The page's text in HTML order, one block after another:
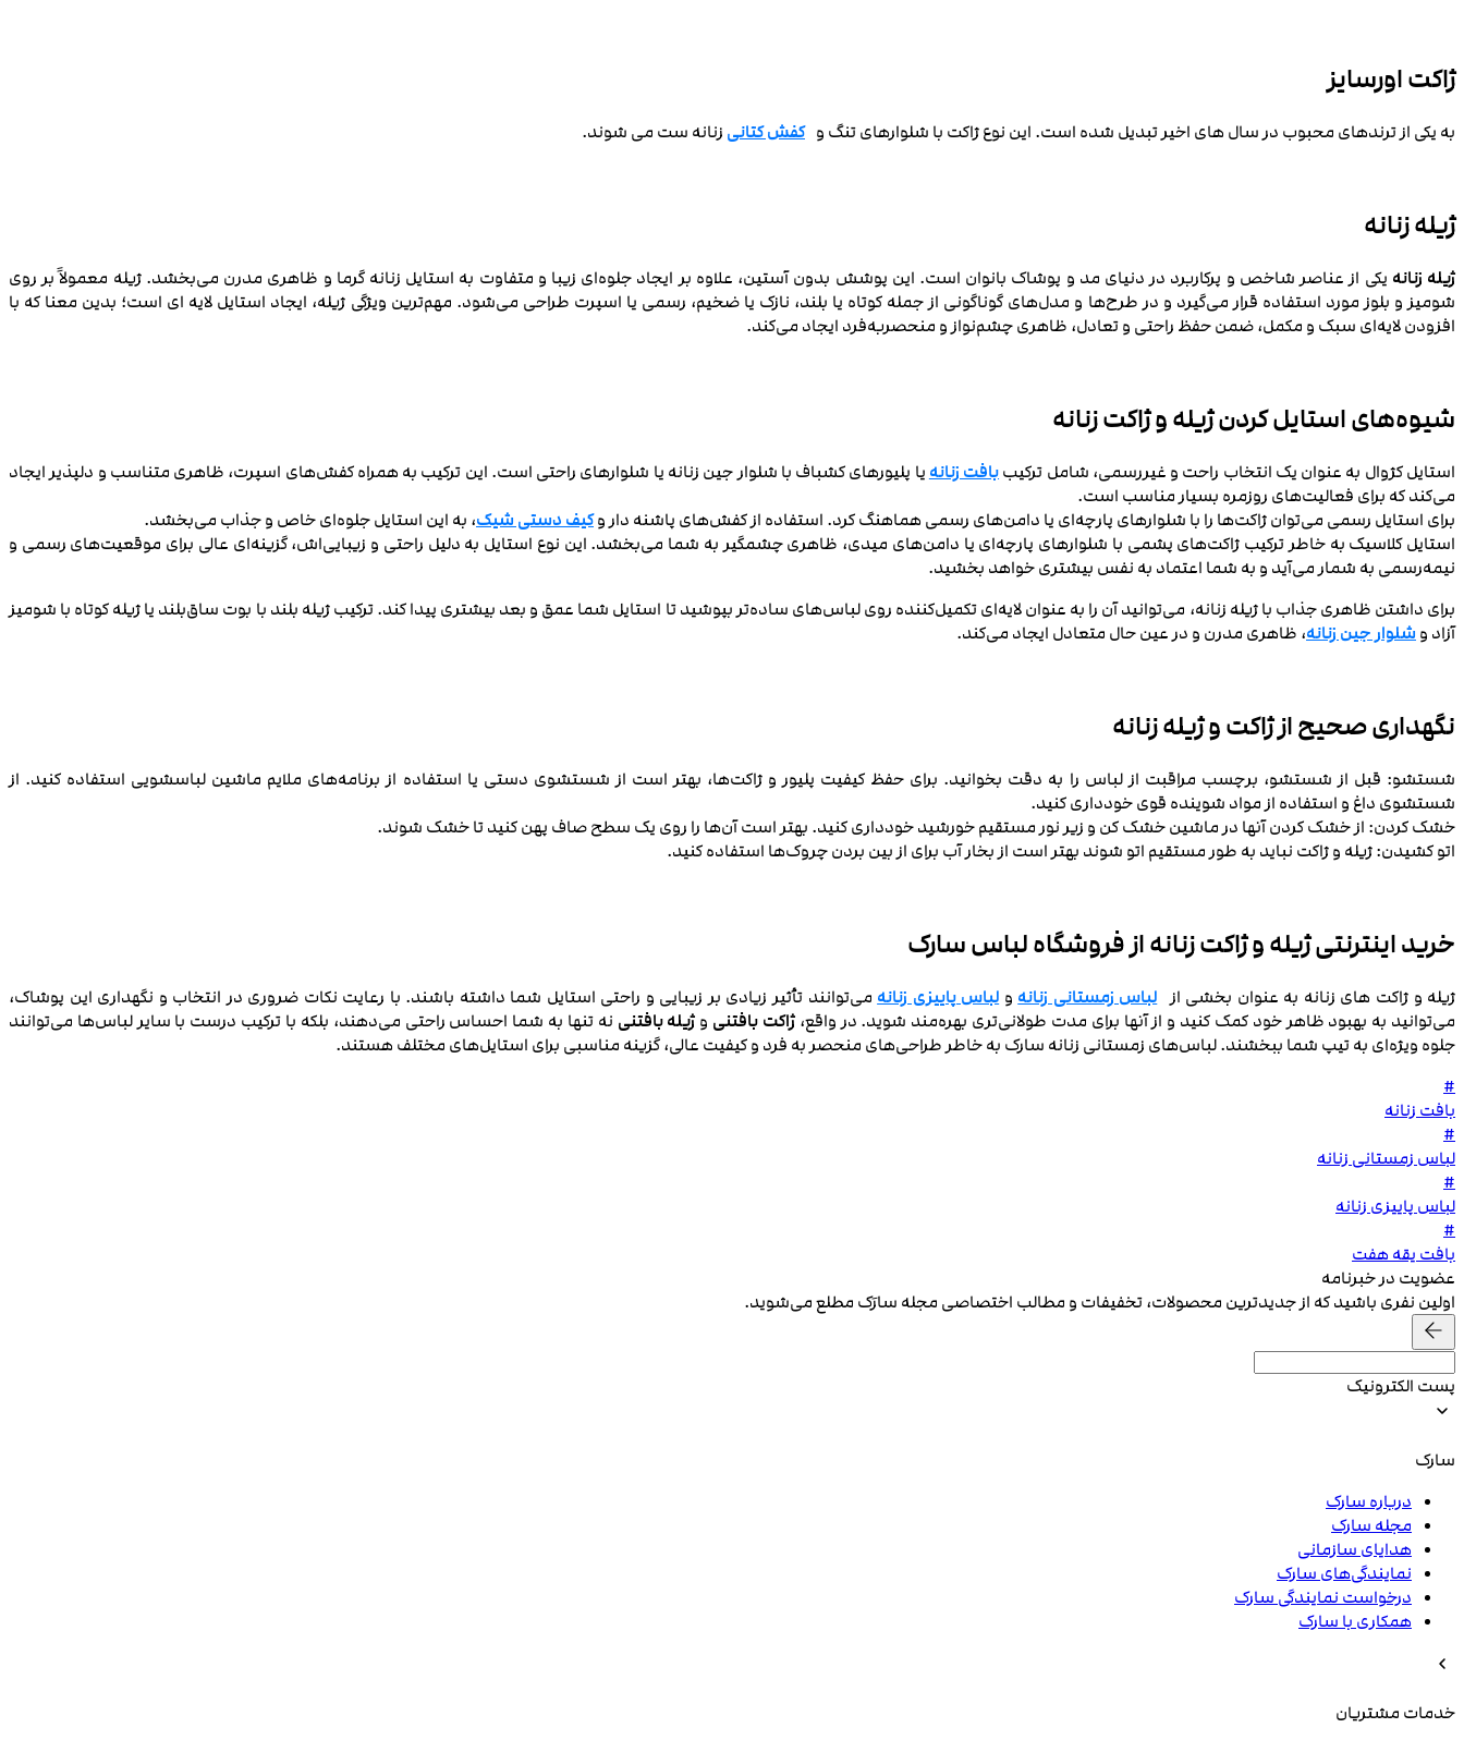
ژاکت اورسایز
به یکی از ترندهای محبوب در سال‌ های اخیر تبدیل شده است. این نوع ژاکت با شلوارهای تنگ وکفش‌ کتانی زنانه ست می شوند.
ژیله زنانه
ژیله زنانه یکی از عناصر شاخص و پرکاربرد در دنیای مد و پوشاک بانوان است. این پوشش بدون آستین، علاوه بر ایجاد جلوه‌ای زیبا و متفاوت به استایل زنانه گرما و ظاهری مدرن می‌بخشد. ژیله معمولاً بر روی
شومیز و بلوز مورد استفاده قرار می‌گیرد و در طرح‌ها و مدل‌های گوناگونی از جمله کوتاه یا بلند، نازک یا ضخیم، رسمی یا اسپرت طراحی می‌شود. مهم‌ترین ویژگی ژیله، ایجاد استایل لایه ای است؛ بدین معنا که با
افزودن لایه‌ای سبک و مکمل، ضمن حفظ راحتی و تعادل، ظاهری چشم‌نواز و منحصربه‌فرد ایجاد می‌کند.
شیوه‌های استایل کردن ژیله و ژاکت زنانه
استایل کژوال به عنوان یک انتخاب راحت و غیررسمی، شامل ترکیببافت زنانه یا پلیورهای کشباف با شلوار جین زنانه یا شلوارهای راحتی است. این ترکیب به همراه کفش‌های اسپرت، ظاهری متناسب و دلپذیر ایجاد
می‌کند که برای فعالیت‌های روزمره بسیار مناسب است.
برای استایل رسمی می‌توان ژاکت‌ها را با شلوارهای پارچه‌ای یا دامن‌های رسمی هماهنگ کرد. استفاده از کفش‌های پاشنه‌ دار وکیف‌ دستی شیک، به این استایل جلوه‌ای خاص و جذاب می‌بخشد.
استایل کلاسیک به خاطر ترکیب ژاکت‌های پشمی با شلوارهای پارچه‌ای یا دامن‌های میدی، ظاهری چشمگیر به شما می‌بخشد. این نوع استایل به دلیل راحتی و زیبایی‌اش، گزینه‌ای عالی برای موقعیت‌های رسمی و
نیمه‌رسمی به شمار می‌آید و به شما اعتماد به نفس بیشتری خواهد بخشید.
برای داشتن ظاهری جذاب با ژیله زنانه، می‌توانید آن را به عنوان لایه‌ای تکمیل‌کننده روی لباس‌های ساده‌تر بپوشید تا استایل شما عمق و بعد بیشتری پیدا کند. ترکیب ژیله بلند با بوت ساق‌بلند یا ژیله کوتاه با شومیز
آزاد و شلوار جین زنانه، ظاهری مدرن و در عین حال متعادل ایجاد می‌کند.
نگهداری صحیح از ژاکت و ژیله زنانه
شستشو: قبل از شستشو، برچسب مراقبت از لباس را به دقت بخوانید. برای حفظ کیفیت پلیور و ژاکت‌ها، بهتر است از شستشوی دستی یا استفاده از برنامه‌های ملایم ماشین لباسشویی استفاده کنید. از
شستشوی داغ و استفاده از مواد شوینده قوی خودداری کنید.
خشک کردن: از خشک کردن آنها در ماشین خشک‌ کن و زیر نور مستقیم خورشید خودداری کنید. بهتر است آن‌ها را روی یک سطح صاف پهن کنید تا خشک شوند.
اتو کشیدن: ژیله و ژاکت نباید به طور مستقیم اتو شوند بهتر است از بخار آب برای از بین بردن چروک‌ها استفاده کنید.
خرید اینترنتی ژیله و ژاکت زنانه از فروشگاه لباس سارک
ژیله و ژاکت‌ های زنانه به عنوان بخشی از لباس‌ زمستانی زنانه و لباس پاییزی زنانه می‌توانند تأثیر زیادی بر زیبایی و راحتی استایل شما داشته باشند. با رعایت نکات ضروری در انتخاب و نگهداری این پوشاک،
می‌توانید به بهبود ظاهر خود کمک کنید و از آنها برای مدت طولانی‌تری بهره‌مند شوید. در واقع،ژاکت بافتنی و ژیله بافتنی نه تنها به شما احساس راحتی می‌دهند، بلکه با ترکیب درست با سایر لباس‌ها می‌توانند
جلوه ویژه‌ای به تیپ شما ببخشند. لباس‌های زمستانی زنانه سارک به خاطر طراحی‌های منحصر به فرد و کیفیت عالی، گزینه‌ مناسبی برای استایل‌های مختلف هستند.
#
بافت زنانه
#
لباس زمستانی زنانه
#
لباس پاییزی زنانه
#
بافت یقه هفت
عضویت در خبرنامه
اولین نفری باشید که از جدیدترین محصولات، تخفیفات و مطالب اختصاصی مجله سارَک مطلع می‌شوید.
پست الکترونیک
سارک
درباره سارک
مجله سارک
هدایای سازمانی
نمایندگی‌های سارک
درخواست نمایندگی سارک
همکاری با سارک
خدمات مشتریان